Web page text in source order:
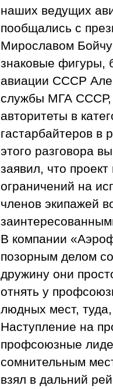
наших ведущих
пообщались с
Мирославом
знаковые фигуры,
авиации СССР
службы МГА СССР,
авторитеты в
гастарбайтеров в
этого разговора
заявил, что
ограничений на
членов экипажей
В компании
позорным делом
дружину они
отнять у
людных мест, туда,
Наступление на
профсоюзные
сомнительным
взял в дальний